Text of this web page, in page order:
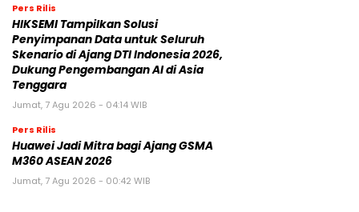
Pers Rilis
HIKSEMI Tampilkan Solusi
Penyimpanan Data untuk Seluruh
Skenario di Ajang DTI Indonesia 2026,
Dukung Pengembangan AI di Asia
Tenggara
Jumat, 7 Agu 2026 - 04:14 WIB
Pers Rilis
Huawei Jadi Mitra bagi Ajang GSMA
M360 ASEAN 2026
Jumat, 7 Agu 2026 - 00:42 WIB